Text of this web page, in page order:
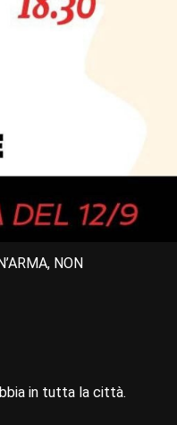
NON
in tutta la città.